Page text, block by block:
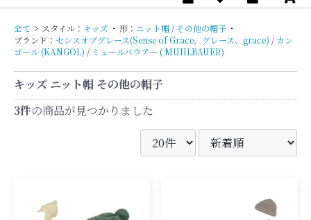
全て > スタイル： キッズ ・ 形： ニット帽 / その他の帽子 ・
ブランド： センスオブグレース(Sense of Grace、グレース、grace) / カン
ゴール (KANGOL) / ミュールバウアー ( MUHLBAUER)
キッズ ニット帽 その他の帽子
3件の商品が見つかりました